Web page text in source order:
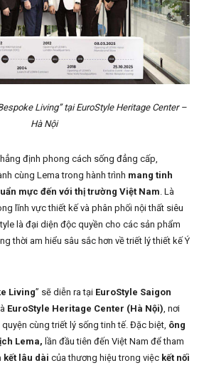
Living” tại EuroStyle Heritage Center –
Hà Nội
định phong cách sống đẳng cấp,
cùng Lema trong hành trình mang tinh
mực đến với thị trường Việt Nam. Là
lĩnh vực thiết kế và phân phối nội thất siêu
là đại diện độc quyền cho các sản phẩm
thời am hiểu sâu sắc hơn về triết lý thiết kế Ý
Living” sẽ diễn ra tại EuroStyle Saigon
EuroStyle Heritage Center (Hà Nội), nơi
cùng triết lý sống tinh tế. Đặc biệt, ông
Lema, lần đầu tiên đến Việt Nam để tham
kết lâu dài của thương hiệu trong việc kết nối